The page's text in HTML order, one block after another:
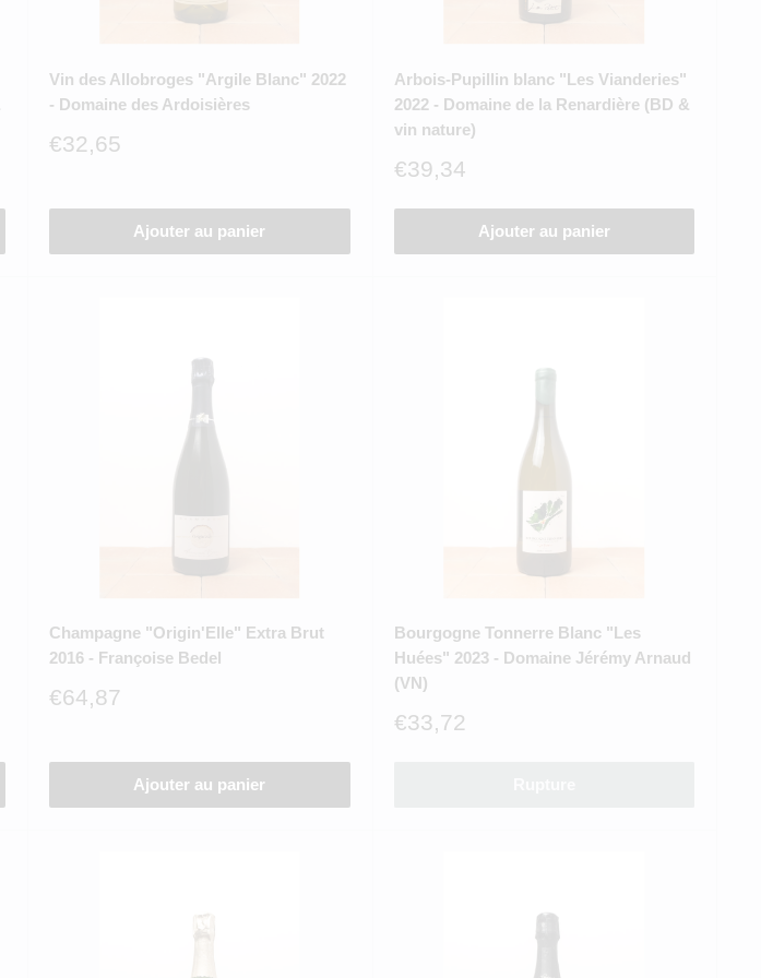
Vin des Allobroges "Argile Blanc" 2022
- Domaine des Ardoisières
Prix
€32,65
Ajouter au panier
Arbois-Pupillin blanc "Les Vianderies"
2022 - Domaine de la Renardière (BD &
vin nature)
Prix
€39,34
Ajouter au panier
Champagne "Origin'Elle" Extra Brut
2016 - Françoise Bedel
Prix
€64,87
Ajouter au panier
Bourgogne Tonnerre Blanc "Les
Huées" 2023 - Domaine Jérémy Arnaud
(VN)
Prix
€33,72